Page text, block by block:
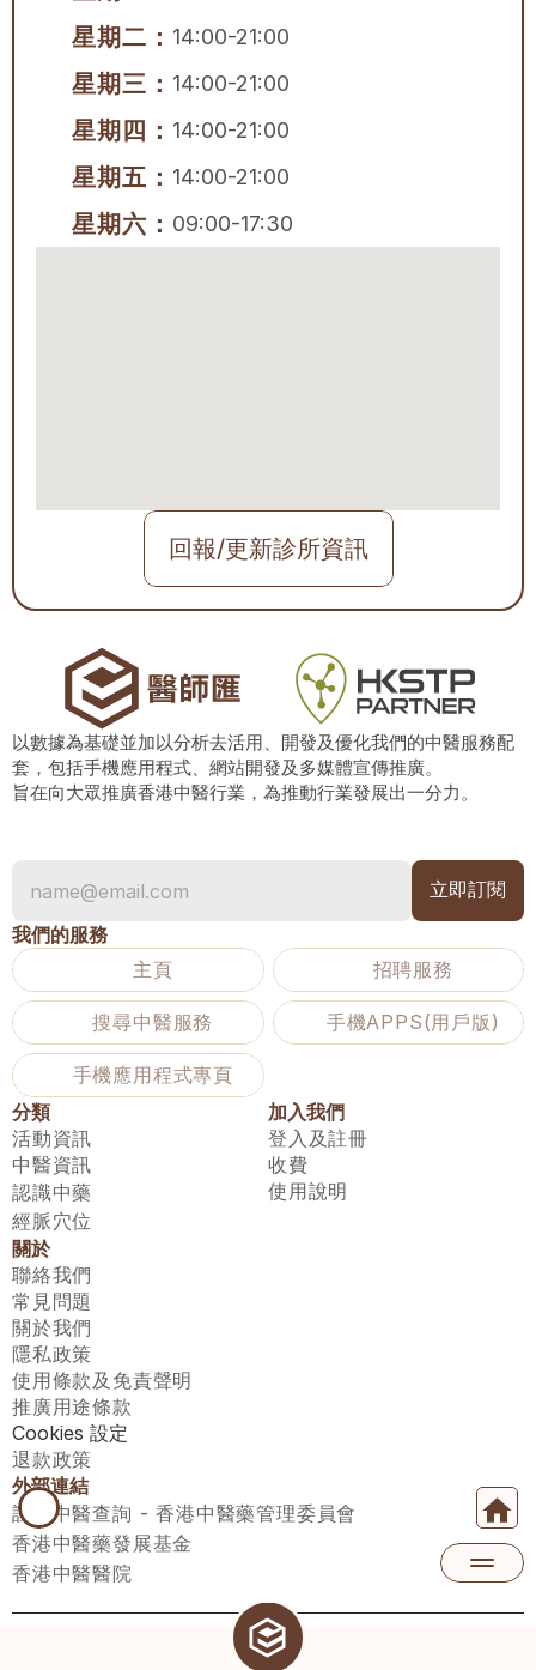
星期二： 14:00-21:00
星期三： 14:00-21:00
星期四： 14:00-21:00
星期五： 14:00-21:00
星期六： 09:00-17:30
回報/更新診所資訊
以數據為基礎並加以分析去活用、開發及優化我們的中醫服務配
套，包括手機應用程式、網站開發及多媒體宣傳推廣。
旨在向大眾推廣香港中醫行業，為推動行業發展出一分力。
我們的服務
主頁
招聘服務
搜尋中醫服務 手機APPS(用戶版)
手機應用程式專頁
分類
活動資訊
中醫資訊
認識中藥
經脈穴位
加入我們
登入及註冊
收費
使用說明
關於
聯絡我們
常見問題
關於我們
隱私政策
使用條款及免責聲明
推廣用途條款
Cookies 設定
退款政策
外部連結
註冊中醫查詢 - 香港中醫藥管理委員會
香港中醫藥發展基金
香港中醫醫院
醫師匯有限公司 ECWAY LIMITED Copyright 2026© All rights